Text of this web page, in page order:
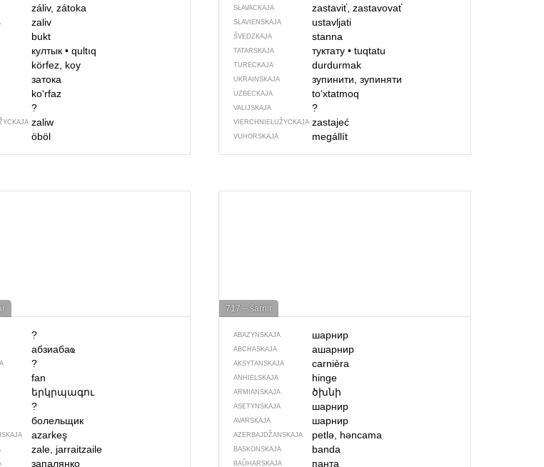
záliv, zátoka
zaliv
bukt
култык • qultıq
körfez, koy
затока
koʻrfaz
?
zaliw
öböl
SŁAVACKAJA zastaviť, zastavovať
SŁAVIENSKAJA ustavljati
ŠVEDZKAJA stanna
TATARSKAJA туктату• tuqtatu
TURECKAJA durdurmak
UKRAINSKAJA зупинити, зупиняти
UZBECKAJA to‘xtatmoq
VALIJSKAJA ?
VIERCHNIE­ŁUŽYCKAJA zastajeć
VUHORSKAJA megállít
?
абзиабаҩ
?
fan
երկրպագու
?
болельщик
azarkeş
zale, jarraitzaile
запалянко
717 – šarnir
ABAZYNSKAJA шарнир
ABCHASKAJA ашарнир
AKSYTANSKAJA carnièra
ANHIELSKAJA hinge
ARMIANSKAJA ծխնի
ASETYNSKAJA шарнир
AVARSKAJA шарнир
AZERBAJDŽAN­SKAJA petlə, həncama
BASKONSKAJA banda
BAŬHARSKAJA панта